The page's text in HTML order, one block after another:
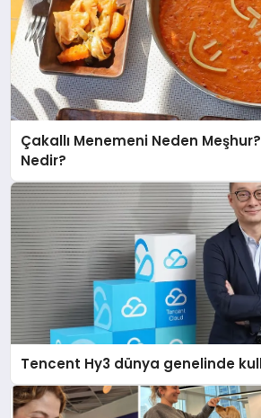
Çakallı Menemeni Neden Meşhur?
Nedir?
Tencent Hy3 dünya genelinde